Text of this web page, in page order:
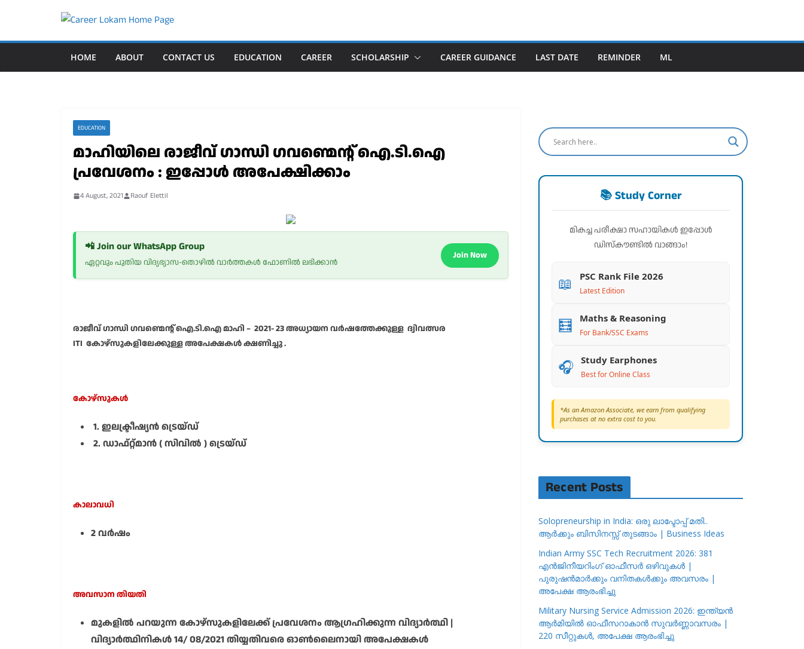
content
HOME ABOUT CONTACT US EDUCATION CAREER SCHOLARSHIP CAREER GUIDANCE LAST DATE REMINDER ML
EDUCATION
മാഹിയിലെ രാജീവ് ഗാന്ധി ഗവണ്മെന്റ് ഐ.ടി.ഐ
പ്രവേശനം : ഇപ്പോൾ അപേക്ഷിക്കാം
4 August, 2021 Raouf Elettil
📲 Join our WhatsApp Group
ഏറ്റവും പുതിയ വിദ്യഭ്യാസ-തൊഴിൽ വാർത്തകൾ ഫോണിൽ ലഭിക്കാൻ
Join Now
രാജീവ് ഗാന്ധി ഗവണ്മെന്റ് ഐ.ടി.ഐ മാഹി – 2021- 23 അധ്യായന വർഷത്തേക്കുള്ള ദ്വിവത്സര
ITI കോഴ്സുകളിലേക്കുള്ള അപേക്ഷകൾ ക്ഷണിച്ചു .
കോഴ്സുകൾ
1. ഇലക്ട്രീഷ്യൻ ട്രെയ്ഡ്
2. ഡാഫ്റ്റ്മാൻ ( സിവിൽ ) ട്രെയ്ഡ്
കാലാവധി
2 വർഷം
അവസാന തിയതി
മുകളിൽ പറയുന്ന കോഴ്സുകളിലേക്ക് പ്രവേശനം ആഗ്രഹിക്കുന്ന വിദ്യാർത്ഥി |
വിദ്യാർത്ഥിനികൾ 14/ 08/2021 തിയ്യതിവരെ ഓൺലൈനായി അപേക്ഷകൾ
📚 Study Corner
മികച്ച പരീക്ഷാ സഹായികൾ ഇപ്പോൾ
ഡിസ്കൗണ്ടിൽ വാങ്ങാം!
📖 PSC Rank File 2026
Latest Edition
🧮 Maths & Reasoning
For Bank/SSC Exams
🎧 Study Earphones
Best for Online Class
*As an Amazon Associate, we earn from qualifying
purchases at no extra cost to you.
Recent Posts
Solopreneurship in India: ഒരു ലാപ്ടോപ്പ് മതി..
ആർക്കും ബിസിനസ്സ് തുടങ്ങാം | Business Ideas
Indian Army SSC Tech Recruitment 2026: 381
എൻജിനീയറിംഗ് ഓഫീസർ ഒഴിവുകൾ |
പുരുഷൻമാർക്കും വനിതകൾക്കും അവസരം |
അപേക്ഷ ആരംഭിച്ചു
Military Nursing Service Admission 2026: ഇന്ത്യൻ
ആർമിയിൽ ഓഫീസറാകാൻ സുവർണ്ണാവസരം |
220 സീറ്റുകൾ, അപേക്ഷ ആരംഭിച്ചു